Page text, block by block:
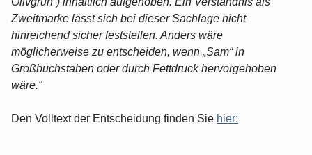
Zweitmarke lässt sich bei dieser Sachlage nicht
hinreichend sicher feststellen. Anders wäre
möglicherweise zu entscheiden, wenn „Sam“ in
Großbuchstaben oder durch Fettdruck hervorgehoben
wäre."
Den Volltext der Entscheidung finden Sie hier: